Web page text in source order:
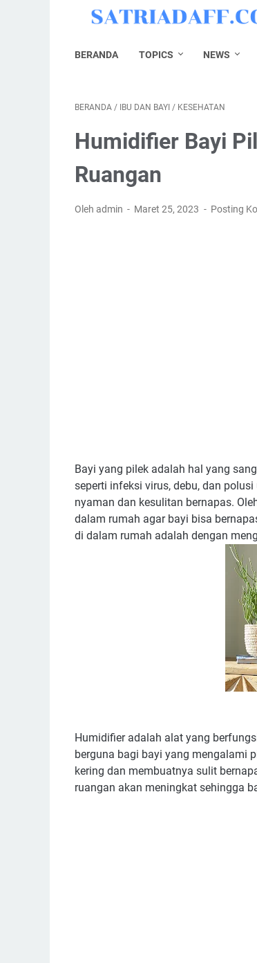
BERANDA TOPICS NEWS
BERANDA / IBU DAN BAYI / KESEHATAN
Humidifier Bayi
Ruangan
Oleh admin Maret 25, 2023 Posting
Bayi yang pilek adalah hal yang
seperti infeksi virus, debu, dan
nyaman dan kesulitan bernapas.
dalam rumah agar bayi bisa
di dalam rumah adalah dengan
Humidifier adalah alat yang
berguna bagi bayi yang mengalami
kering dan membuatnya sulit
ruangan akan meningkat sehingga